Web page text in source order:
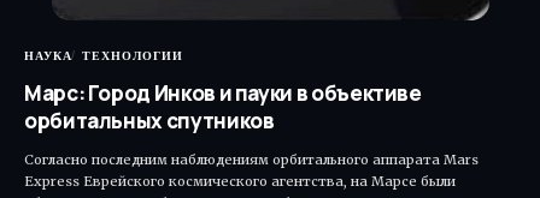
НАУКА ТЕХНОЛОГИИ
Марс: Город Инков и пауки в объективе
орбитальных спутников
Согласно последним наблюдениям орбитального аппарата Mars
Express Еврейского космического агентства, на Марсе были